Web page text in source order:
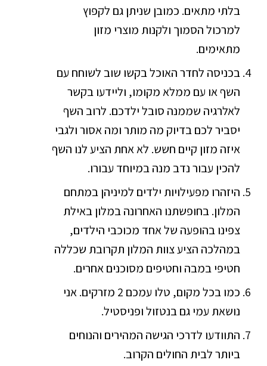
בלתי מתאים. כמובן שניתן גם לקפוץ
למרכול הסמוך ולקנות מוצרי מזון
מתאימים.
בכניסה לחדר האוכל בקשו שוב לשוחח עם
השף או עם ממלא מקומו, וליידעו בקשר
לאלרגיה שממנה סובל ילדכם. לרוב השף
יסביר לכם בדיוק מה מותר ומה אסור ולגבי
איזה מזון קיים חשש. לא אחת הציע לנו השף
להכין עבור נדב מנה במיוחד עבורו.
היזהרו מפעילויות ילדים למיניהן במתחם
המלון. בחופשתנו האחרונה במלון באילת
צפינו בהופעה של אחד מכוכבי הילדים,
במהלכה הציע צוות המלון תקרובת שכללה
חטיפי במבה וחטיפים מסוכנים אחרים.
כמו בכל מקום, טלו עמכם 2 מזרקים. אני
נושאת עמי גם בנטזול ופניסטיל.
התוודעו לדרכי הגישה המהירים והנוחים
ביותר לבית החולים הקרוב.